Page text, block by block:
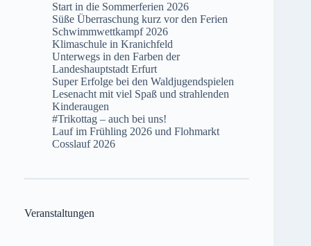
Start in die Sommerferien 2026
Süße Überraschung kurz vor den Ferien
Schwimmwettkampf 2026
Klimaschule in Kranichfeld
Unterwegs in den Farben der
Landeshauptstadt Erfurt
Super Erfolge bei den Waldjugendspielen
Lesenacht mit viel Spaß und strahlenden
Kinderaugen
#Trikottag – auch bei uns!
Lauf im Frühling 2026 und Flohmarkt
Cosslauf 2026
Veranstaltungen